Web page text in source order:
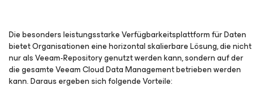
Die besonders leistungsstarke Verfügbarkeitsplattform für Daten
bietet Organisationen eine horizontal skalierbare Lösung, die nicht
nur als Veeam-Repository genutzt werden kann, sondern auf der
die gesamte Veeam Cloud Data Management betrieben werden
kann. Daraus ergeben sich folgende Vorteile: